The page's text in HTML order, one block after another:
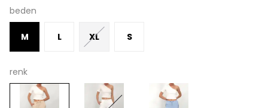
beden
M L XL S
renk